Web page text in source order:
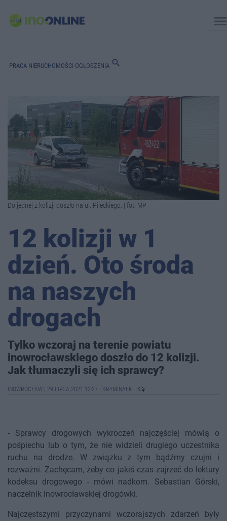
PRACA NIERUCHOMOŚCI OGŁOSZENIA search
Do jednej z kolizji doszło na ul. Pileckiego. | fot. MP
12 kolizji w 1
dzień. Oto środa
na naszych
drogach
Tylko wczoraj na terenie powiatu
inowrocławskiego doszło do 12 kolizji.
Jak tłumaczyli się ich sprawcy?
INOWROCŁAW 29 LIPCA 2021 12:27 KRYMINAŁKI
- Sprawcy drogowych wykroczeń najczęściej mówią o
pośpiechu lub o tym, że nie widzieli drugiego uczestnika
ruchu na drodze. W związku z tym bądźmy czujni i
rozważni. Zachęcam, żeby co jakiś czas zajrzeć do lektury
kodeksu drogowego - mówi nadkom. Sebastian Górski,
naczelnik inowrocławskiej drogówki.
Najczęstszymi przyczynami wczorajszych zdarzeń były